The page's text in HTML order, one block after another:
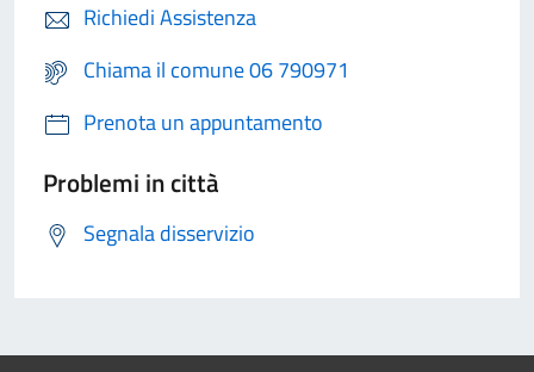
Richiedi Assistenza
Chiama il comune 06 790971
Prenota un appuntamento
Problemi in città
Segnala disservizio